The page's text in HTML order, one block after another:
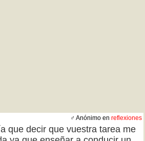
♂ Anónimo en reflexiones
que decir que vuestra tarea me